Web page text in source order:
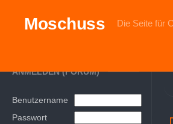
contentMoschuss Die Seite für
ANMELDEN (FORUM)
Benutzername
Passwort